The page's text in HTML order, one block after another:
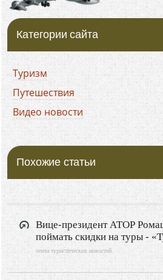
Категории сайта
Туризм
Путешествия
Видео новости
Похожие статьи
Вице-президент АТОР
поймать скидки на туры -
лента туристических новостей